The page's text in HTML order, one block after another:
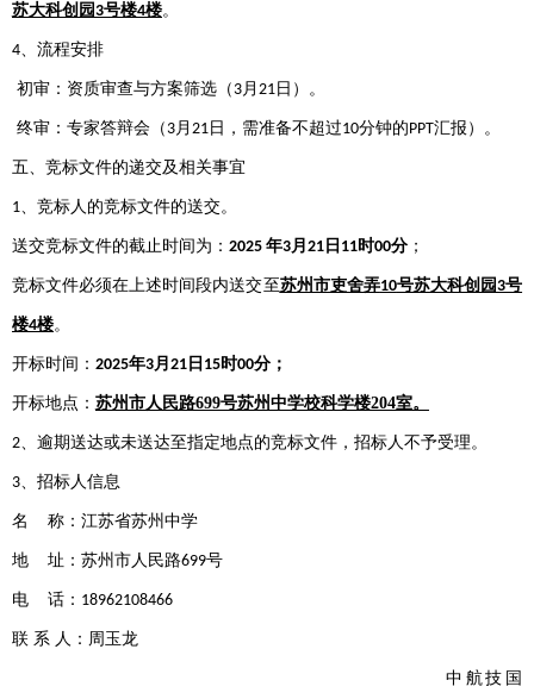
苏大科创园3号楼4楼。
4 、流程安排
初审：资质审查与方案筛选（ 3 月 21日）。
终审：专家答辩会（ 3 月 21日，需准备不超过10分钟的PPT汇报）。
五、竞标文件的递交及相关事宜
1 、竞标人的竞标文件的送交。
送交竞标文件的截止时间为： 2025 年3 月 21 日 11时00分 ；
竞标文件必须在上述时间段内送交至苏州市吏舍弄10号苏大科创园3号
楼4楼。
开标时间： 2025年3 月 21 日 15时00分；
开标地点： 苏州市人民路699号苏州中学校科学楼204室。
2 、逾期送达或未送达至指定地点的竞标文件，招标人不予受理。
3 、招标人信息
名 称：江苏省苏州中学
地 址：苏州市人民路699号
电 话： 18962108466
联 系 人：周玉龙
中航技国